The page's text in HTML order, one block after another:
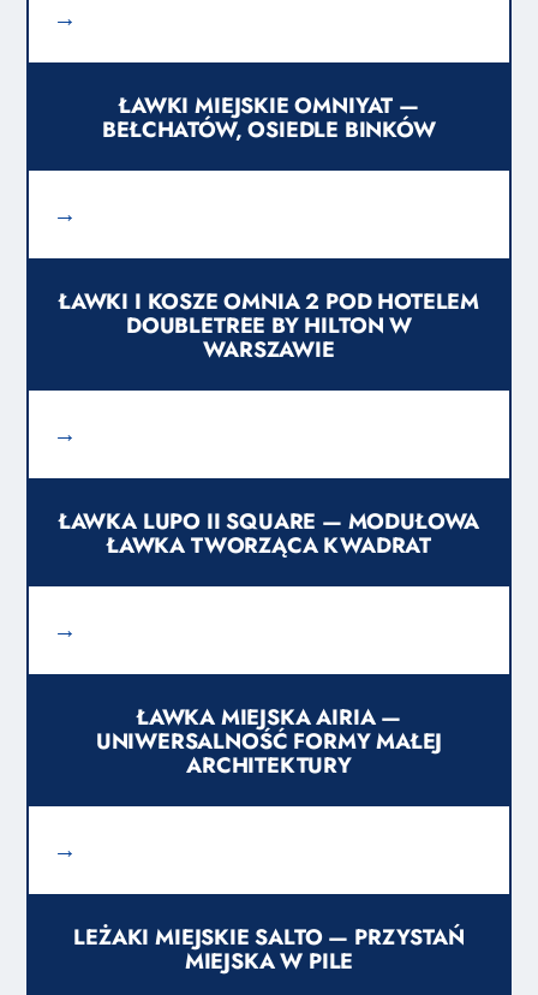
→
ŁAWKI MIEJSKIE OMNIYAT —
BEŁCHATÓW, OSIEDLE BINKÓW
→
ŁAWKI I KOSZE OMNIA 2 POD HOTELEM
DOUBLETREE BY HILTON W
WARSZAWIE
→
ŁAWKA LUPO II SQUARE — MODUŁOWA
ŁAWKA TWORZĄCA KWADRAT
→
ŁAWKA MIEJSKA AIRIA —
UNIWERSALNOŚĆ FORMY MAŁEJ
ARCHITEKTURY
→
LEŻAKI MIEJSKIE SALTO — PRZYSTAŃ
MIEJSKA W PILE